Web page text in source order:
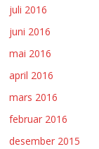
juli 2016
juni 2016
mai 2016
april 2016
mars 2016
februar 2016
desember 2015